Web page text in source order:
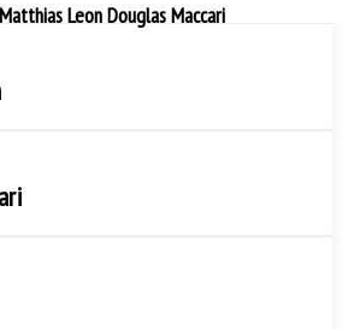
Leon Douglas Maccari